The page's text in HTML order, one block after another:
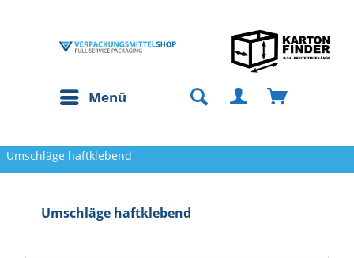
Menü
Umschläge haftklebend
Umschläge haftklebend